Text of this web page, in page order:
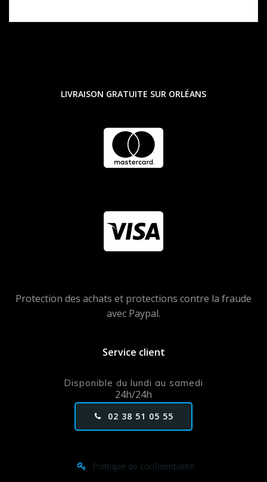
LIVRAISON GRATUITE SUR ORLÉANS
Protection des achats et protections contre la fraude
avec Paypal.
Service client
Disponible du lundi au samedi
24h/24h
02 38 51 05 55
Politique de confidentialité.